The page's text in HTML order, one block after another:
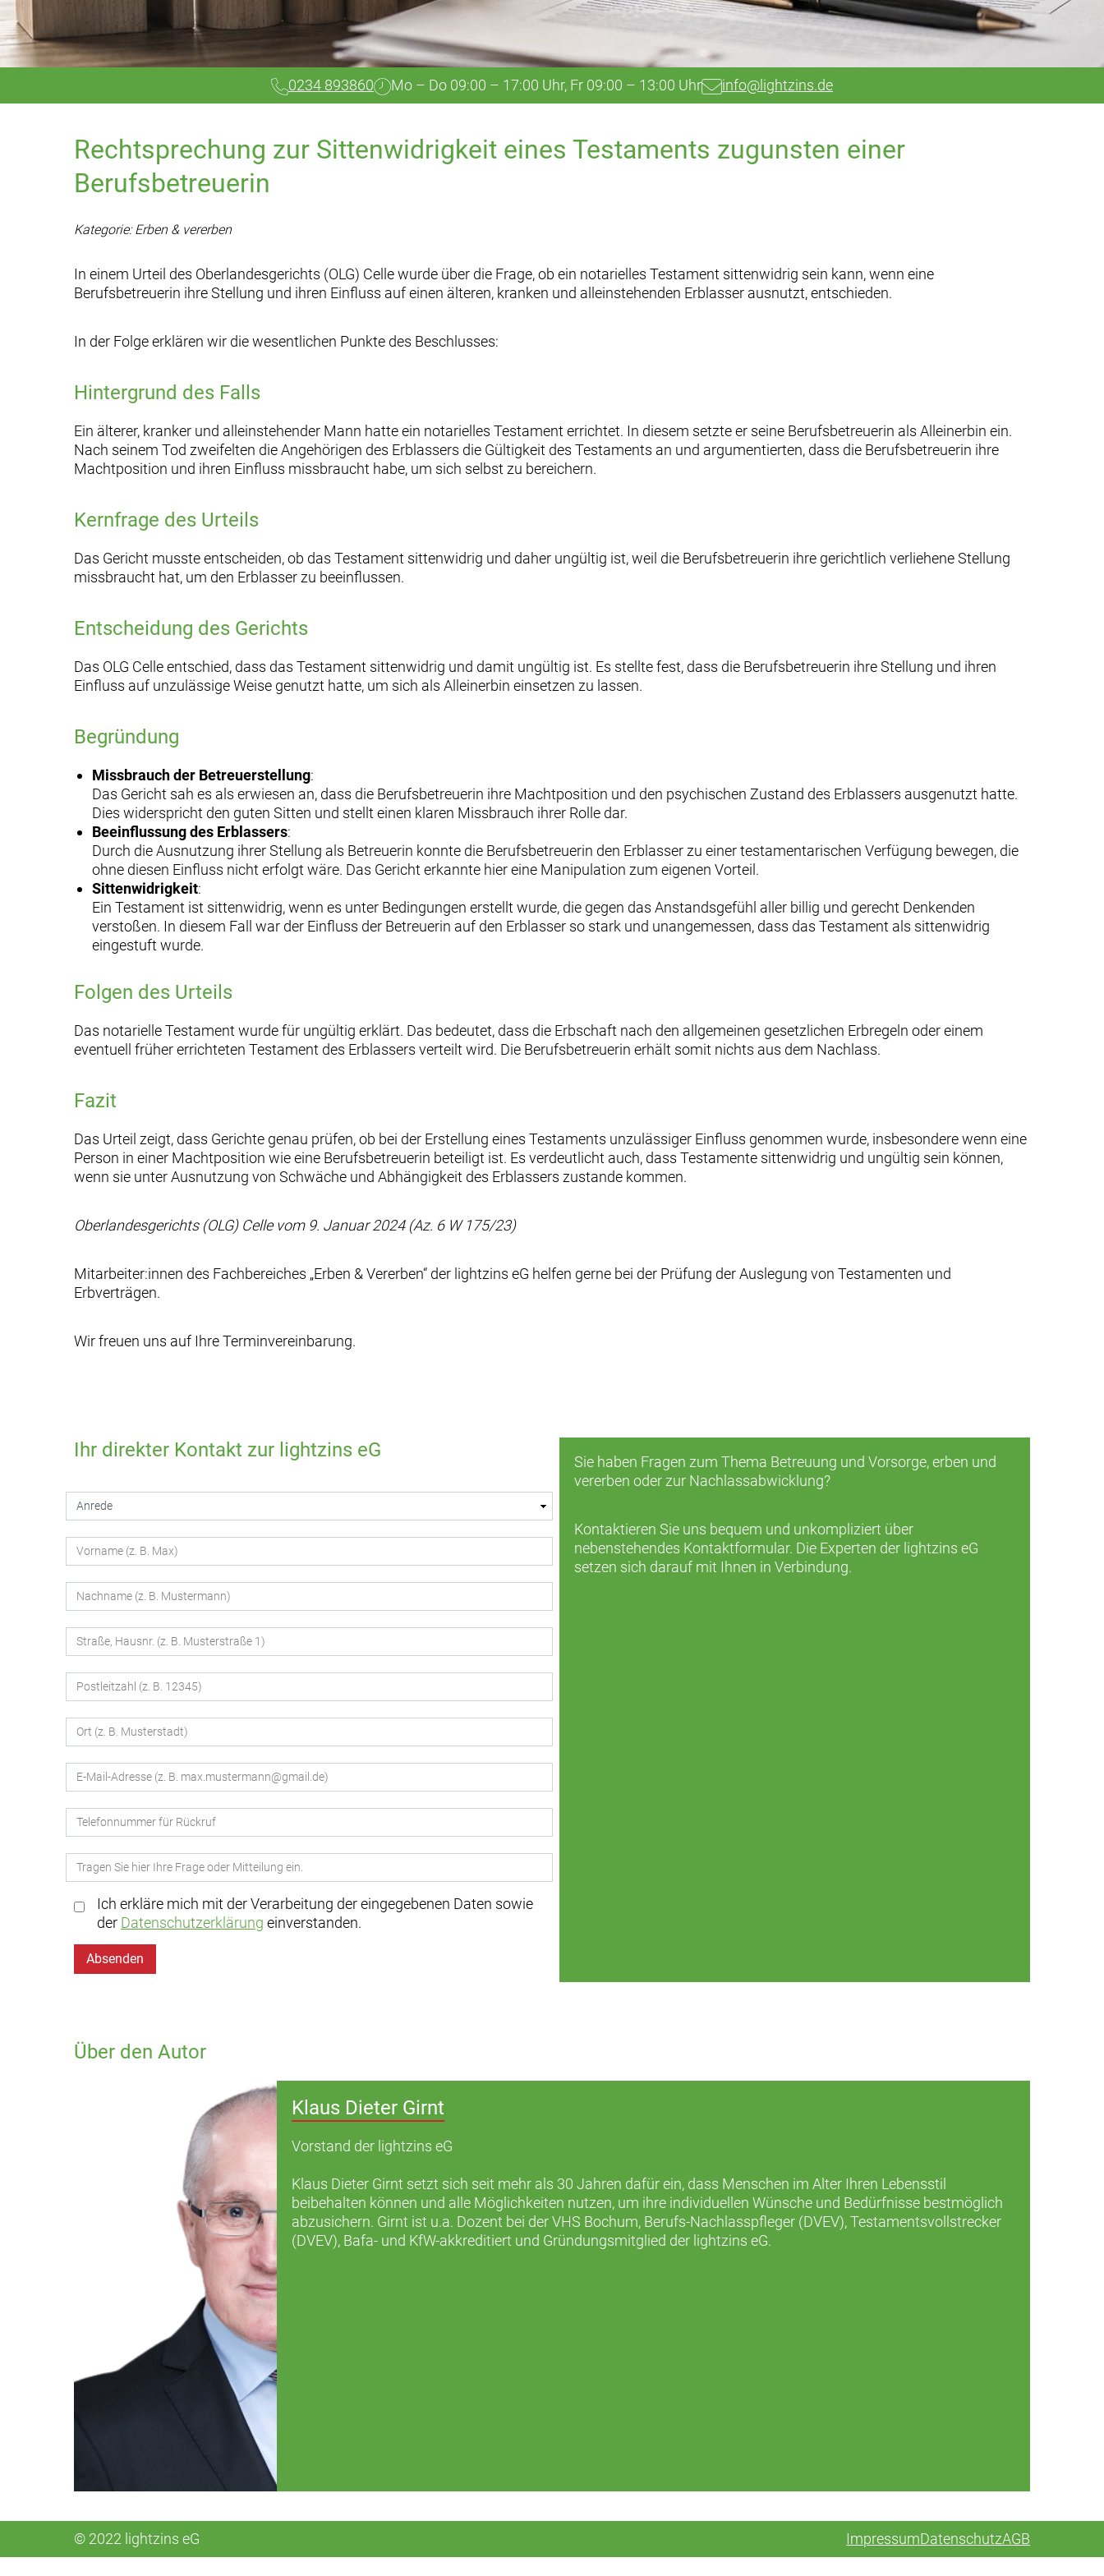
0234 893860 Mo – Do 09:00 – 17:00 Uhr, Fr 09:00 – 13:00 Uhr info@lightzins.de
Rechtsprechung zur Sittenwidrigkeit eines Testaments zugunsten einer
Berufsbetreuerin
Kategorie: Erben & vererben
In einem Urteil des Oberlandesgerichts (OLG) Celle wurde über die Frage, ob ein notarielles Testament sittenwidrig sein kann, wenn eine
Berufsbetreuerin ihre Stellung und ihren Einfluss auf einen älteren, kranken und alleinstehenden Erblasser ausnutzt, entschieden.
In der Folge erklären wir die wesentlichen Punkte des Beschlusses:
Hintergrund des Falls
Ein älterer, kranker und alleinstehender Mann hatte ein notarielles Testament errichtet. In diesem setzte er seine Berufsbetreuerin als Alleinerbin ein.
Nach seinem Tod zweifelten die Angehörigen des Erblassers die Gültigkeit des Testaments an und argumentierten, dass die Berufsbetreuerin ihre
Machtposition und ihren Einfluss missbraucht habe, um sich selbst zu bereichern.
Kernfrage des Urteils
Das Gericht musste entscheiden, ob das Testament sittenwidrig und daher ungültig ist, weil die Berufsbetreuerin ihre gerichtlich verliehene Stellung
missbraucht hat, um den Erblasser zu beeinflussen.
Entscheidung des Gerichts
Das OLG Celle entschied, dass das Testament sittenwidrig und damit ungültig ist. Es stellte fest, dass die Berufsbetreuerin ihre Stellung und ihren
Einfluss auf unzulässige Weise genutzt hatte, um sich als Alleinerbin einsetzen zu lassen.
Begründung
Missbrauch der Betreuerstellung:
Das Gericht sah es als erwiesen an, dass die Berufsbetreuerin ihre Machtposition und den psychischen Zustand des Erblassers ausgenutzt hatte.
Dies widerspricht den guten Sitten und stellt einen klaren Missbrauch ihrer Rolle dar.
Beeinflussung des Erblassers:
Durch die Ausnutzung ihrer Stellung als Betreuerin konnte die Berufsbetreuerin den Erblasser zu einer testamentarischen Verfügung bewegen, die
ohne diesen Einfluss nicht erfolgt wäre. Das Gericht erkannte hier eine Manipulation zum eigenen Vorteil.
Sittenwidrigkeit:
Ein Testament ist sittenwidrig, wenn es unter Bedingungen erstellt wurde, die gegen das Anstandsgefühl aller billig und gerecht Denkenden
verstoßen. In diesem Fall war der Einfluss der Betreuerin auf den Erblasser so stark und unangemessen, dass das Testament als sittenwidrig
eingestuft wurde.
Folgen des Urteils
Das notarielle Testament wurde für ungültig erklärt. Das bedeutet, dass die Erbschaft nach den allgemeinen gesetzlichen Erbregeln oder einem
eventuell früher errichteten Testament des Erblassers verteilt wird. Die Berufsbetreuerin erhält somit nichts aus dem Nachlass.
Fazit
Das Urteil zeigt, dass Gerichte genau prüfen, ob bei der Erstellung eines Testaments unzulässiger Einfluss genommen wurde, insbesondere wenn eine
Person in einer Machtposition wie eine Berufsbetreuerin beteiligt ist. Es verdeutlicht auch, dass Testamente sittenwidrig und ungültig sein können,
wenn sie unter Ausnutzung von Schwäche und Abhängigkeit des Erblassers zustande kommen.
Oberlandesgerichts (OLG) Celle vom 9. Januar 2024 (Az. 6 W 175/23)
Mitarbeiter:innen des Fachbereiches „Erben & Vererben“ der lightzins eG helfen gerne bei der Prüfung der Auslegung von Testamenten und
Erbverträgen.
Wir freuen uns auf Ihre Terminvereinbarung.
Ihr direkter Kontakt zur lightzins eG
Ich erkläre mich mit der Verarbeitung der eingegebenen Daten sowie
der Datenschutzerklärung einverstanden.
Absenden
Sie haben Fragen zum Thema Betreuung und Vorsorge, erben und
vererben oder zur Nachlassabwicklung?
Kontaktieren Sie uns bequem und unkompliziert über
nebenstehendes Kontaktformular. Die Experten der lightzins eG
setzen sich darauf mit Ihnen in Verbindung.
Über den Autor
Klaus Dieter Girnt
Vorstand der lightzins eG
Klaus Dieter Girnt setzt sich seit mehr als 30 Jahren dafür ein, dass Menschen im Alter Ihren Lebensstil
beibehalten können und alle Möglichkeiten nutzen, um ihre individuellen Wünsche und Bedürfnisse bestmöglich
abzusichern. Girnt ist u.a. Dozent bei der VHS Bochum, Berufs-Nachlasspfleger (DVEV), Testamentsvollstrecker
(DVEV), Bafa- und KfW-akkreditiert und Gründungsmitglied der lightzins eG.
© 2022 lightzins eG ImpressumDatenschutzAGB